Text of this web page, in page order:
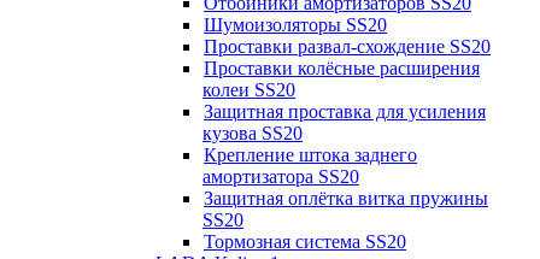
Шумоизоляторы SS20
Проставки развал-схождение SS20
Проставки колёсные расширения
колеи SS20
Защитная проставка для усиления
кузова SS20
Крепление штока заднего
амортизатора SS20
Защитная оплётка витка пружины
SS20
Тормозная система SS20